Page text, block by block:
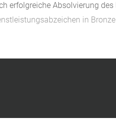
erfolgreiche Absolvierung
in